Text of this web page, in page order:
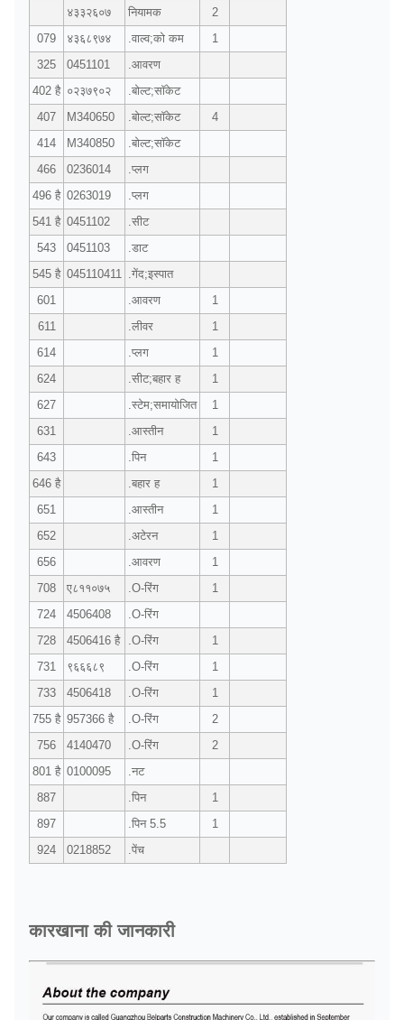
४३३२६०७
नियामक
2
079
४३६८९७४ .वाल्व;को कम
1
325
0451101
.आवरण
402 है ०२३७९०२
.बोल्ट;सॉकेट
407
M340650 .बोल्ट;सॉकेट
4
414
M340850
.बोल्ट;सॉकेट
466
0236014
.प्लग
496 है 0263019
.प्लग
541 है 0451102
.सीट
543
0451103
.डाट
545 है 045110411 .गेंद;इस्पात
601
.आवरण
1
611
.लीवर
1
614
.प्लग
1
624
.सीट;बहार ह
1
627
.स्टेम;समायोजित
1
631
.आस्तीन
1
643
.पिन
1
646 है
.बहार ह
1
651
.आस्तीन
1
652
.अटेरन
1
656
.आवरण
1
708
ए८११०७५ .O-रिंग
1
724
4506408
.O-रिंग
728
4506416 है .O-रिंग
1
731
९६६६८९ .O-रिंग
1
733
4506418 .O-रिंग
1
755 है 957366 है .O-रिंग
2
756
4140470 .O-रिंग
2
801 है 0100095
.नट
887
.पिन
1
897
.पिन 5.5
1
924
0218852 .पेंच
कारखाना की जानकारी